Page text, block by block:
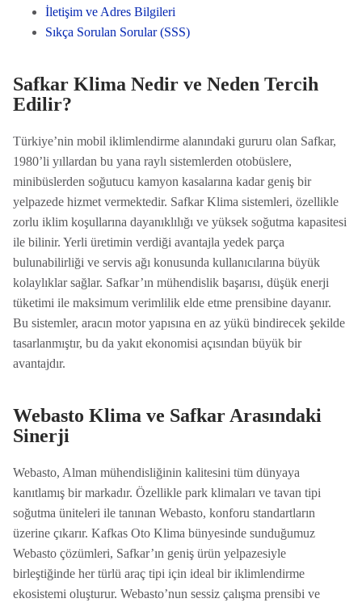
İletişim ve Adres Bilgileri
Sıkça Sorulan Sorular (SSS)
Safkar Klima Nedir ve Neden Tercih
Edilir?
Türkiye’nin mobil iklimlendirme alanındaki gururu olan Safkar,
1980’li yıllardan bu yana raylı sistemlerden otobüslere,
minibüslerden soğutucu kamyon kasalarına kadar geniş bir
yelpazede hizmet vermektedir. Safkar Klima sistemleri, özellikle
zorlu iklim koşullarına dayanıklılığı ve yüksek soğutma kapasitesi
ile bilinir. Yerli üretimin verdiği avantajla yedek parça
bulunabilirliği ve servis ağı konusunda kullanıcılarına büyük
kolaylıklar sağlar. Safkar’ın mühendislik başarısı, düşük enerji
tüketimi ile maksimum verimlilik elde etme prensibine dayanır.
Bu sistemler, aracın motor yapısına en az yükü bindirecek şekilde
tasarlanmıştır, bu da yakıt ekonomisi açısından büyük bir
avantajdır.
Webasto Klima ve Safkar Arasındaki
Sinerji
Webasto, Alman mühendisliğinin kalitesini tüm dünyaya
kanıtlamış bir markadır. Özellikle park klimaları ve tavan tipi
soğutma üniteleri ile tanınan Webasto, konforu standartların
üzerine çıkarır. Kafkas Oto Klima bünyesinde sunduğumuz
Webasto çözümleri, Safkar’ın geniş ürün yelpazesiyle
birleştiğinde her türlü araç tipi için ideal bir iklimlendirme
ekosistemi oluşturur. Webasto’nun sessiz çalışma prensibi ve